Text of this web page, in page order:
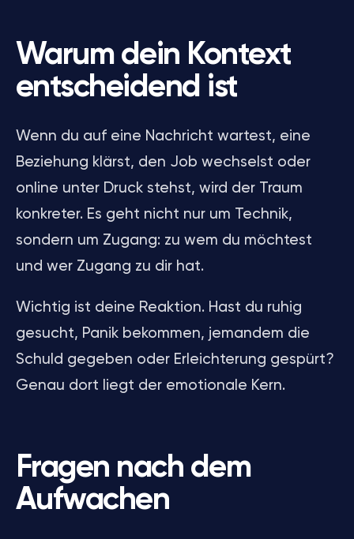
Warum dein Kontext
entscheidend ist
Wenn du auf eine Nachricht wartest, eine
Beziehung klärst, den Job wechselst oder
online unter Druck stehst, wird der Traum
konkreter. Es geht nicht nur um Technik,
sondern um Zugang: zu wem du möchtest
und wer Zugang zu dir hat.
Wichtig ist deine Reaktion. Hast du ruhig
gesucht, Panik bekommen, jemandem die
Schuld gegeben oder Erleichterung gespürt?
Genau dort liegt der emotionale Kern.
Fragen nach dem
Aufwachen